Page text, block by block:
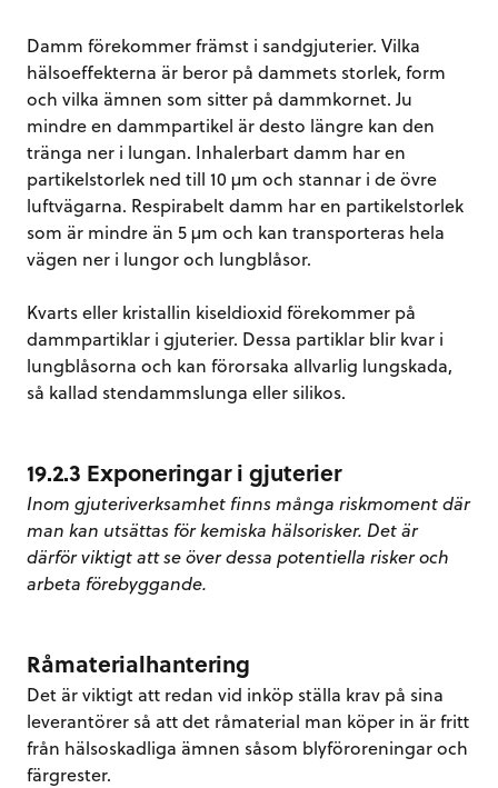
Damm förekommer främst i sandgjuterier. Vilka
hälsoeffekterna är beror på dammets storlek, form
och vilka ämnen som sitter på dammkornet. Ju
mindre en dammpartikel är desto längre kan den
tränga ner i lungan. Inhalerbart damm har en
partikelstorlek ned till 10 µm och stannar i de övre
luftvägarna. Respirabelt damm har en partikelstorlek
som är mindre än 5 µm och kan transporteras hela
vägen ner i lungor och lungblåsor.
Kvarts eller kristallin kiseldioxid förekommer på
dammpartiklar i gjuterier. Dessa partiklar blir kvar i
lungblåsorna och kan förorsaka allvarlig lungskada,
så kallad stendammslunga eller silikos.
19.2.3 Exponeringar i gjuterier
Inom gjuteriverksamhet finns många riskmoment där
man kan utsättas för kemiska hälsorisker. Det är
därför viktigt att se över dessa potentiella risker och
arbeta förebyggande.
Råmaterialhantering
Det är viktigt att redan vid inköp ställa krav på sina
leverantörer så att det råmaterial man köper in är fritt
från hälsoskadliga ämnen såsom blyföroreningar och
färgrester.